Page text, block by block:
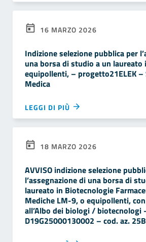
18 MARZO 2026
AVVISO indizione selezione
l’assegnazione di una borsa di
laureato in Biotecnologie
Mediche LM-9, o equipollenti,
all’Albo dei biologi / biotecnologi
D19G25000130002 – cod. az.
16 MARZO 2026
Indizione selezione pubblica per
una borsa di studio a un laureato
equipollenti, – progetto21ELEK –
Medica
LEGGI DI PIÙ